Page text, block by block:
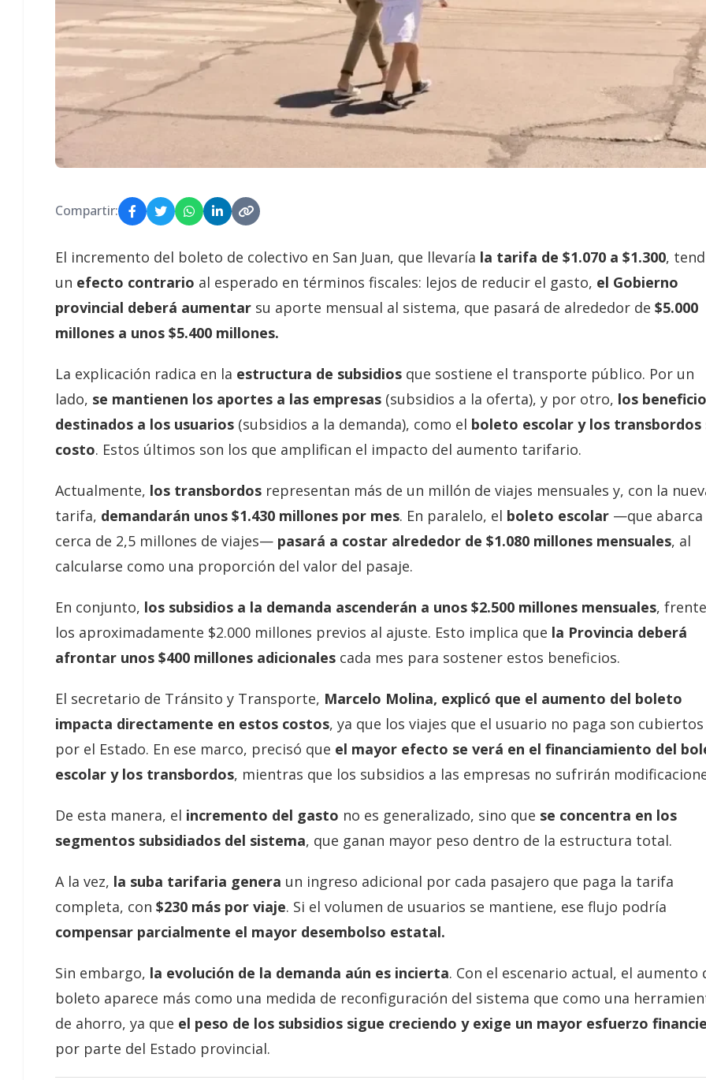
Compartir:
El incremento del boleto de colectivo en San Juan, que llevaría la tarifa de $1.070 a $1.300,
un efecto contrario al esperado en términos fiscales: lejos de reducir el gasto, el Gobierno
provincial deberá aumentar su aporte mensual al sistema, que pasará de alrededor de $5.000
millones a unos $5.400 millones.
La explicación radica en la estructura de subsidios que sostiene el transporte público. Por un
lado, se mantienen los aportes a las empresas (subsidios a la oferta), y por otro, los
destinados a los usuarios (subsidios a la demanda), como el boleto escolar y los transbordos
costo. Estos últimos son los que amplifican el impacto del aumento tarifario.
Actualmente, los transbordos representan más de un millón de viajes mensuales y, con la
tarifa, demandarán unos $1.430 millones por mes. En paralelo, el boleto escolar —que abarca
cerca de 2,5 millones de viajes— pasará a costar alrededor de $1.080 millones mensuales, al
calcularse como una proporción del valor del pasaje.
En conjunto, los subsidios a la demanda ascenderán a unos $2.500 millones mensuales,
los aproximadamente $2.000 millones previos al ajuste. Esto implica que la Provincia deberá
afrontar unos $400 millones adicionales cada mes para sostener estos beneficios.
El secretario de Tránsito y Transporte, Marcelo Molina, explicó que el aumento del boleto
impacta directamente en estos costos, ya que los viajes que el usuario no paga son cubiertos
por el Estado. En ese marco, precisó que el mayor efecto se verá en el financiamiento del
escolar y los transbordos, mientras que los subsidios a las empresas no sufrirán
De esta manera, el incremento del gasto no es generalizado, sino que se concentra en los
segmentos subsidiados del sistema, que ganan mayor peso dentro de la estructura total.
A la vez, la suba tarifaria genera un ingreso adicional por cada pasajero que paga la tarifa
completa, con $230 más por viaje. Si el volumen de usuarios se mantiene, ese flujo podría
compensar parcialmente el mayor desembolso estatal.
Sin embargo, la evolución de la demanda aún es incierta. Con el escenario actual, el aumento
boleto aparece más como una medida de reconfiguración del sistema que como una
de ahorro, ya que el peso de los subsidios sigue creciendo y exige un mayor esfuerzo
por parte del Estado provincial.